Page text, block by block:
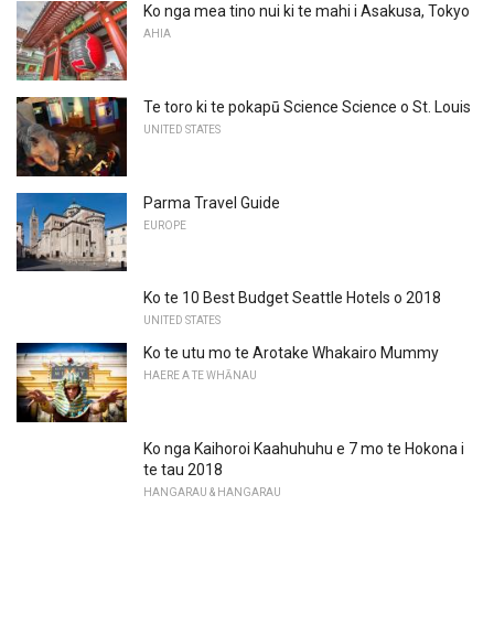
Ko nga mea tino nui ki te mahi i Asakusa, Tokyo
AHIA
Te toro ki te pokapū Science Science o St. Louis
UNITED STATES
Parma Travel Guide
EUROPE
Ko te 10 Best Budget Seattle Hotels o 2018
UNITED STATES
Ko te utu mo te Arotake Whakairo Mummy
HAERE A TE WHĀNAU
Ko nga Kaihoroi Kaahuhuhu e 7 mo te Hokona i
te tau 2018
HANGARAU & HANGARAU